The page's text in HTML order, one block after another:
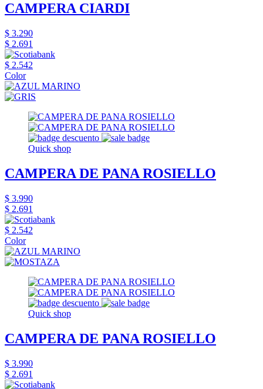
CAMPERA CIARDI
$ 3.290
$ 2.691
$ 2.542
Color
Quick shop
CAMPERA DE PANA ROSIELLO
$ 3.990
$ 2.691
$ 2.542
Color
Quick shop
CAMPERA DE PANA ROSIELLO
$ 3.990
$ 2.691